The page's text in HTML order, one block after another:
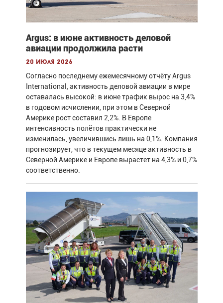
Argus: в июне активность деловой
авиации продолжила расти
20 июля 2026
Согласно последнему ежемесячному отчёту Argus
International, активность деловой авиации в мире
оставалась высокой: в июне трафик вырос на 3,4%
в годовом исчислении, при этом в Северной
Америке рост составил 2,2%. В Европе
интенсивность полётов практически не
изменилась, увеличившись лишь на 0,1%. Компания
прогнозирует, что в текущем месяце активность в
Северной Америке и Европе вырастет на 4,3% и 0,7%
соответственно.